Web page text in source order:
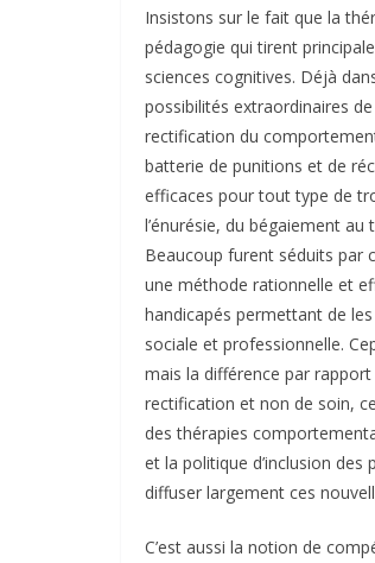
Insistons sur le fait que la
pédagogie qui tirent
sciences cognitives. Déjà
possibilités extraordinaires
rectification du
batterie de punitions et de
efficaces pour tout type de
l’énurésie, du bégaiement au
Beaucoup furent séduits par
une méthode rationnelle et
handicapés permettant de
sociale et professionnelle.
mais la différence par
rectification et non de soin,
des thérapies
et la politique d’inclusion
diffuser largement ces
C’est aussi la notion de